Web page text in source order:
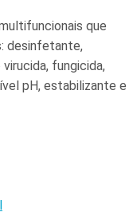
que
desinfetante,
fungicida,
pH, estabilizante e